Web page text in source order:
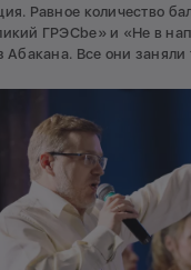
Равное количество
ГРЭСbe» и «Не в
Абакана. Все они заняли